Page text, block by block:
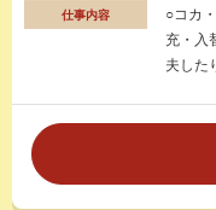
仕事内容
○コカ
充・入
夫した